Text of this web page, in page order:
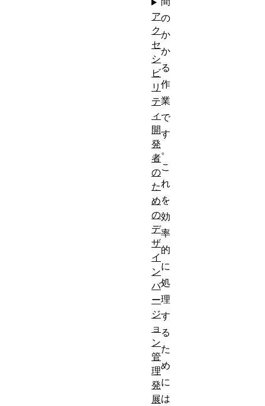
の
か
か
る
作
業
で
す
。
こ
れ
を
効
率
的
に
処
理
す
る
た
め
に
は
ア
ク
セ
シ
ビ
リ
テ
ィ
開
発
者
の
た
め
の
デ
ザ
イ
ン
バ
ー
ジ
ョ
ン
管
理
発
展